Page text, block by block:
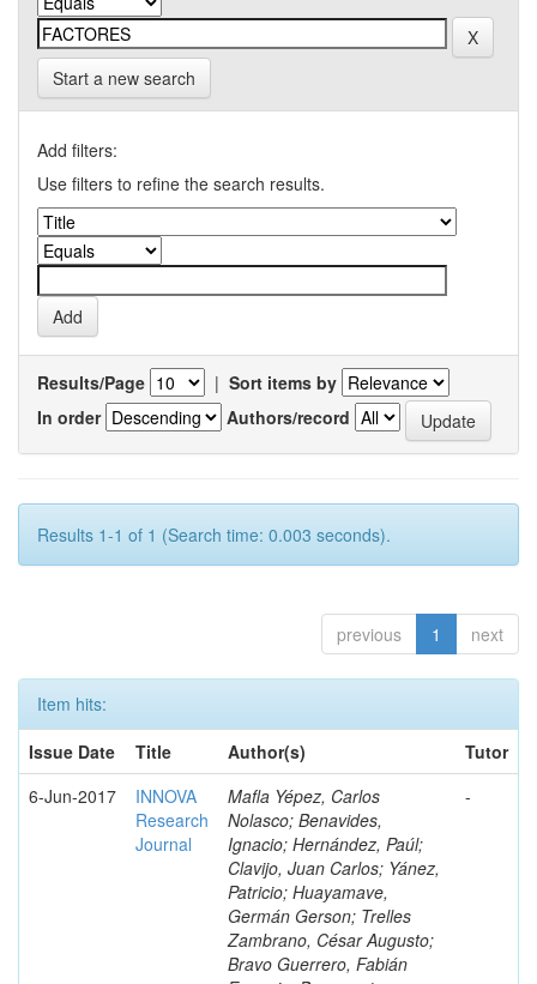
Start a new search
Add filters:
Use filters to refine the search results.
Results/Page | Sort items by
In order
Authors/record
Results 1-1 of 1 (Search time: 0.003 seconds).
previous 1 next
Item hits:
Issue Date
Title Author(s)
Tutor
6-Jun-2017
INNOVA
Research
Journal
Mafla Yépez, Carlos
Nolasco; Benavides,
Ignacio; Hernández, Paúl;
Clavijo, Juan Carlos; Yánez,
Patricio; Huayamave,
Germán Gerson; Trelles
Zambrano, César Augusto;
Bravo Guerrero, Fabián
-